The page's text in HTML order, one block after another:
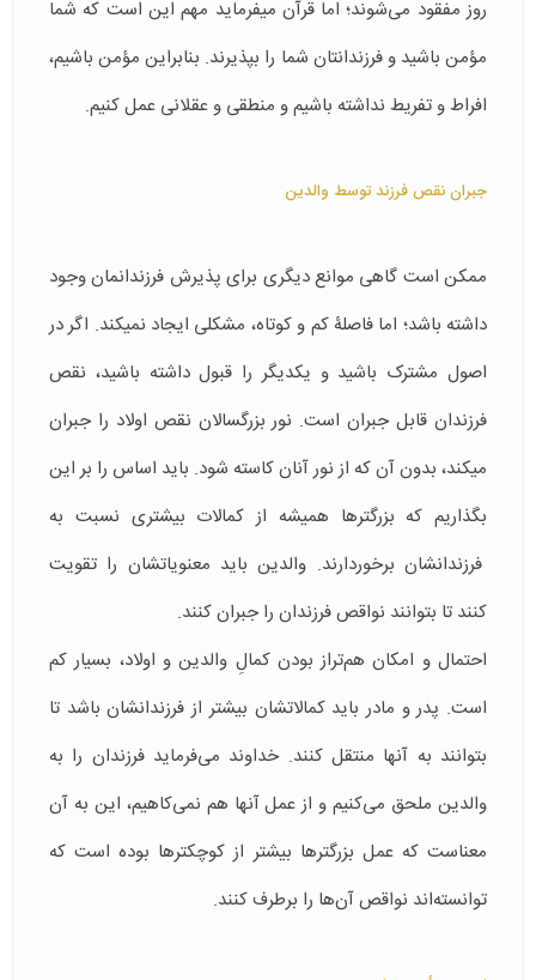
روز مفقود می‌شوند؛ اما قرآن می­فرماید مهم این است که شما
مؤمن باشید و فرزندانتان شما را بپذیرند. بنابراین مؤمن باشیم،
افراط و تفریط نداشته باشیم و منطقی و عقلانی عمل کنیم.
جبران نقص فرزند توسط والدین
ممکن است گاهی موانع دیگری برای پذیرش فرزندانمان وجود
داشته باشد؛ اما فاصلۀ کم و کوتاه، مشکلی ایجاد نمی­کند. اگر در
اصول مشترک باشید و یکدیگر را قبول داشته باشید، نقص
فرزندان قابل جبران است. نور بزرگسالان نقص اولاد را جبران
می­کند، بدون آن که از نور آنان کاسته شود. باید اساس را بر این
بگذاریم که بزرگترها همیشه از کمالات بیشتری نسبت به
فرزندانشان برخوردارند. والدین باید معنویاتشان را تقویت
کنند تا بتوانند نواقص فرزندان را جبران کنند.
احتمال و امکان هم­‌تراز بودن کمالِ والدین و اولاد، بسیار کم
است. پدر و مادر باید کمالاتشان بیشتر از فرزندانشان باشد تا
بتوانند به آن­ها منتقل کنند. خداوند می‌­فرماید فرزندان را به
والدین ملحق می­‌کنیم و از عمل آن­ها هم نمی‌­کاهیم، این به آن
معناست که عمل بزرگترها بیشتر از کوچکترها بوده است که
توانسته‌اند نواقص آن‌ها را برطرف کنند.